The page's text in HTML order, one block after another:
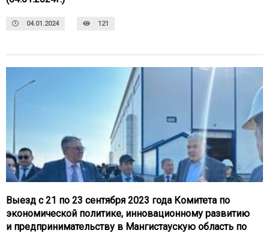
04.01.2024 121
Выезд с 21 по 23 сентября 2023 года Комитета по
экономической политике, инновационному развитию
и предпринимательству в Мангистаускую область по